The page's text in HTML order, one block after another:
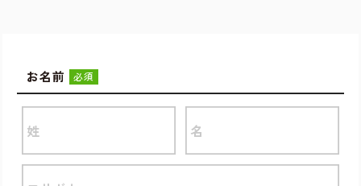
お名前 必須